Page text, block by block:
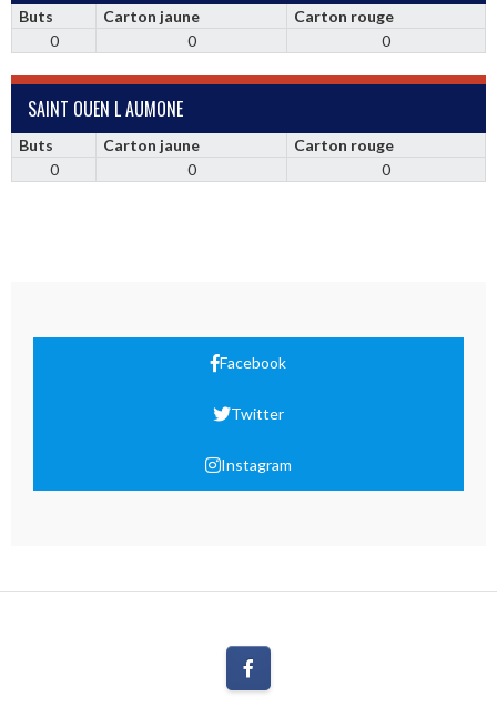
Buts Carton jaune
Carton rouge
0
0 0
SAINT OUEN L AUMONE
Buts Carton jaune
Carton rouge
0
0 0
Facebook
Twitter
Instagram